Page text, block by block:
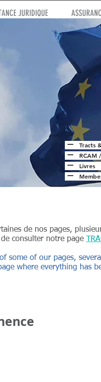
Tracts
RCAM /
Livres
JURIDIQUE
de nos pages,
consulter notre page
some of our pages,
where everything has